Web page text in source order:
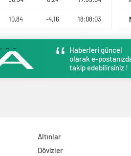
10,84 -4,16 18:08:03
Haberleri güncel
olarak e-
takip edebilirsiniz !
Altınlar
Dövizler